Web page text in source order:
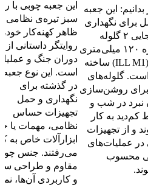
بدانیم: این جعبه
برای نگهداری
و جابجایی ۲ گلوله
خمپاره ۱۲۰ میلی‌متری
منور (ILL M1) ساخته
گلوله‌های
برای روشن‌سازی
نبرد در شب و
کم‌دید به کار
و از تجهیزات
در عملیات‌های
محسوب
این جعبه چوبی با
سبز تیره‌ی نظامی
ظاهر کهنه‌کار خود،
روایتگر داستانی از
دوران جنگ و
است. این نوع
در گذشته برای
نگهداری و حمل
تجهیزات حساس
نظامی، مهمات یا
ابزارآلات خاص به
می‌رفتند. جنس
مقاوم و طراحی
و کاربردی آن‌ها،